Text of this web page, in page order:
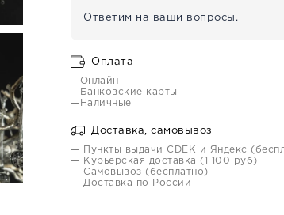
Ответим на ваши вопросы.
Оплата
—Онлайн
—Банковские карты
—Наличные
Доставка, самовывоз
— Пункты выдачи CDEK и Яндекс
— Курьерская доставка (1 100 руб)
— Самовывоз (бесплатно)
— Доставка по России